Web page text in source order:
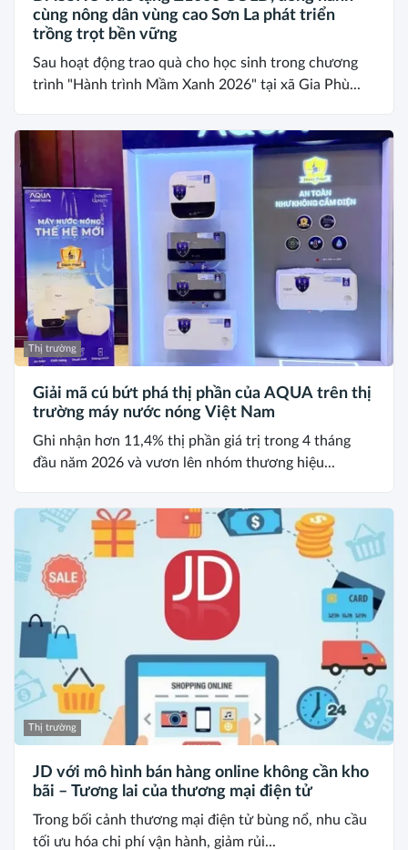
cùng nông dân vùng cao Sơn La phát triển
trồng trọt bền vững
Sau hoạt động trao quà cho học sinh trong chương
trình "Hành trình Mầm Xanh 2026" tại xã Gia Phù...
Thị trường
Giải mã cú bứt phá thị phần của AQUA trên thị
trường máy nước nóng Việt Nam
Ghi nhận hơn 11,4% thị phần giá trị trong 4 tháng
đầu năm 2026 và vươn lên nhóm thương hiệu...
Thị trường
JD với mô hình bán hàng online không cần kho
bãi – Tương lai của thương mại điện tử
Trong bối cảnh thương mại điện tử bùng nổ, nhu cầu
tối ưu hóa chi phí vận hành, giảm rủi...